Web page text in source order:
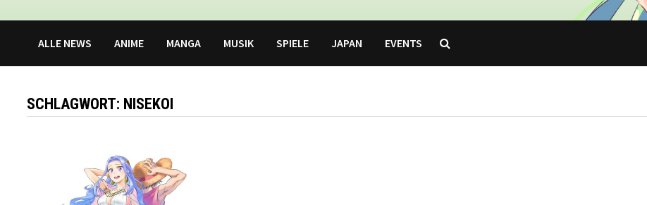
ALLE NEWS ANIME MANGA MUSIK SPIELE JAPAN EVENTS
SCHLAGWORT: NISEKOI